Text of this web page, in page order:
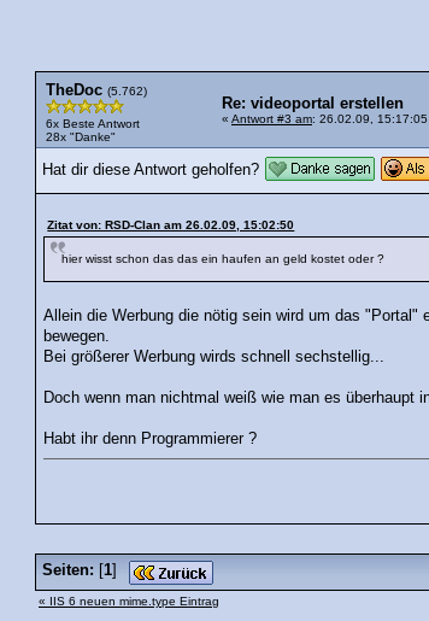
TheDoc (5.762)
6x Beste Antwort
28x "Danke"
Re: videoportal erstellen
« Antwort #3 am: 26.02.09, 15:17:05
Hat dir diese Antwort geholfen?
Zitat von: RSD-Clan am 26.02.09, 15:02:50
hier wisst schon das das ein haufen an geld kostet oder ?
Allein die Werbung die nötig sein wird um das
bewegen.
Bei größerer Werbung wirds schnell sechstellig...
Doch wenn man nichtmal weiß wie man es
Habt ihr denn Programmierer ?
Seiten: 1
« IIS 6 neuen mime.type Eintrag